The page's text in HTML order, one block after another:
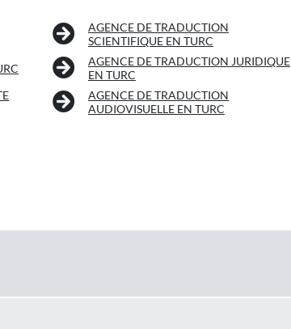
AGENCE DE TRADUCTION
SCIENTIFIQUE EN TURC
AGENCE DE TRADUCTION JURIDIQUE
EN TURC
AGENCE DE TRADUCTION
AUDIOVISUELLE EN TURC